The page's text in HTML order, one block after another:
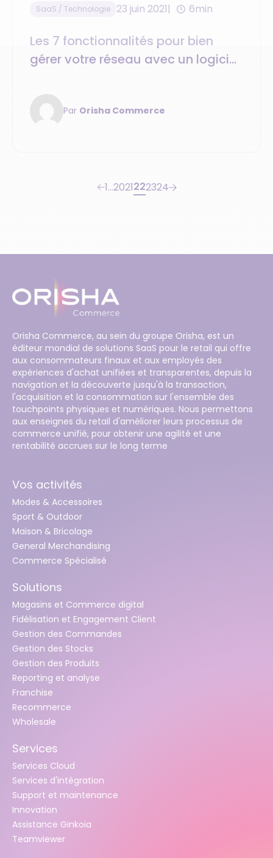
SaaS / Technologie 23 juin 2021 6min
Les 7 fonctionnalités pour bien
gérer votre réseau avec un logiciel
intégrés
Par Orisha Commerce
1…2021222324
Orisha Commerce, au sein du groupe Orisha, est un
éditeur mondial de solutions SaaS pour le retail qui offre
aux consommateurs finaux et aux employés des
expériences d'achat unifiées et transparentes, depuis la
navigation et la découverte jusqu'à la transaction,
l'acquisition et la consommation sur l'ensemble des
touchpoints physiques et numériques. Nous permettons
aux enseignes du retail d'améliorer leurs processus de
commerce unifié, pour obtenir une agilité et une
rentabilité accrues sur le long terme
Vos activités
Modes & Accessoires
Sport & Outdoor
Maison & Bricolage
General Merchandising
Commerce Spécialisé
Solutions
Magasins et Commerce digital
Fidélisation et Engagement Client
Gestion des Commandes
Gestion des Stocks
Gestion des Produits
Reporting et analyse
Franchise
Recommerce
Wholesale
Services
Services Cloud
Services d'intégration
Support et maintenance
Innovation
Assistance Ginkoia
Teamviewer